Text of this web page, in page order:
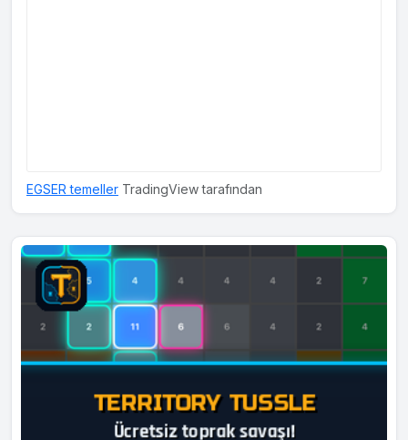
EGSER temeller TradingView tarafından